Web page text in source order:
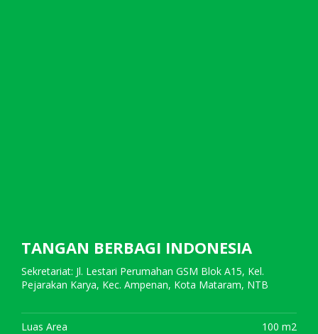
TANGAN BERBAGI INDONESIA
Sekretariat: Jl. Lestari Perumahan GSM Blok A15, Kel.
Pejarakan Karya, Kec. Ampenan, Kota Mataram, NTB
Luas Area 100 m2